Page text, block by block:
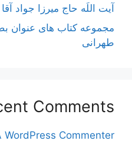
آیت اللَه حاج میرزا جواد
مجموعه کتاب های عنوان
طهرانی
Comments
WordPress Commenter